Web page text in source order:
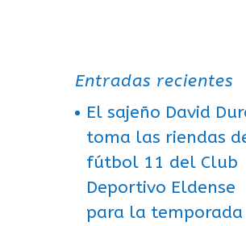
Entradas recientes
El sajeño David
toma las riendas
fútbol 11 del Club
Deportivo Eldense
para la temporada